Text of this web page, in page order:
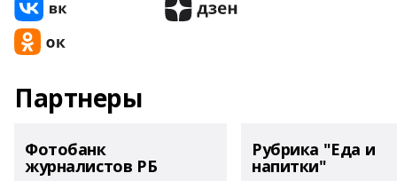
Партнеры
Фотобанк
журналистов РБ
Рубрика "Еда и
напитки"